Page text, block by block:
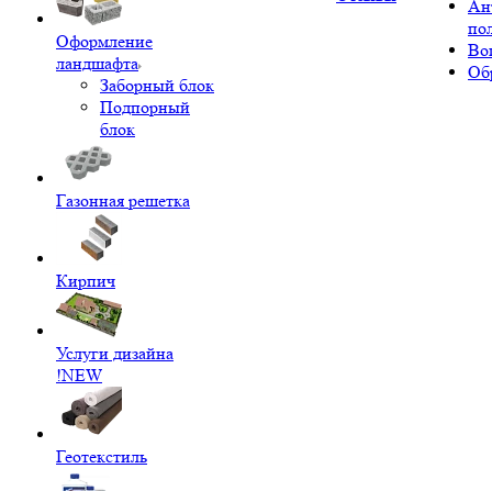
Оформление
ландшафта
Заборный блок
Подпорный
блок
Газонная решетка
Кирпич
Услуги дизайна
!NEW
Геотекстиль